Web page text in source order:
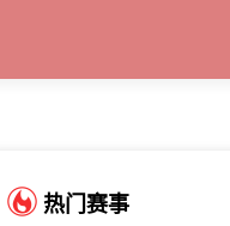
热门赛事